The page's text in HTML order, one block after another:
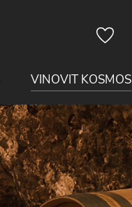
VINOVIT KOSMOS